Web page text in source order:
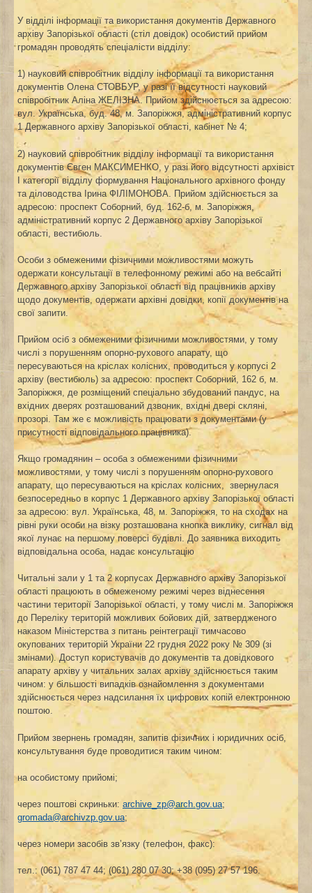
У відділі інформації та використання документів Державного
архіву Запорізької області (стіл довідок) особистий прийом
громадян проводять спеціалісти відділу:
1) науковий співробітник відділу інформації та використання
документів Олена СТОВБУР, у разі її відсутності науковий
співробітник Аліна ЖЕЛІЗНА. Прийом здійснюється за адресою:
вул. Українська, буд. 48, м. Запоріжжя, адміністративний корпус
1 Державного архіву Запорізької області, кабінет № 4;
2) науковий співробітник відділу інформації та використання
документів Євген МАКСИМЕНКО, у разі його відсутності архівіст
І категорії відділу формування Національного архівного фонду
та діловодства Ірина ФІЛІМОНОВА. Прийом здійснюється за
адресою: проспект Соборний, буд. 162-б, м. Запоріжжя,
адміністративний корпус 2 Державного архіву Запорізької
області, вестибюль.
Особи з обмеженими фізичними можливостями можуть
одержати консультації в телефонному режимі або на вебсайті
Державного архіву Запорізької області від працівників архіву
щодо документів, одержати архівні довідки, копії документів на
свої запити.
Прийом осіб з обмеженими фізичними можливостями, у тому
числі з порушенням опорно-рухового апарату, що
пересуваються на кріслах колісних, проводиться у корпусі 2
архіву (вестибюль) за адресою: проспект Соборний, 162 б, м.
Запоріжжя, де розміщений спеціально збудований пандус, на
вхідних дверях розташований дзвоник, вхідні двері скляні,
прозорі. Там же є можливість працювати з документами (у
присутності відповідального працівника).
Якщо громадянин – особа з обмеженими фізичними
можливостями, у тому числі з порушенням опорно-рухового
апарату, що пересуваються на кріслах колісних, звернулася
безпосередньо в корпус 1 Державного архіву Запорізької області
за адресою: вул. Українська, 48, м. Запоріжжя, то на сходах на
рівні руки особи на візку розташована кнопка виклику, сигнал від
якої лунає на першому поверсі будівлі. До заявника виходить
відповідальна особа, надає консультацію
Читальні зали у 1 та 2 корпусах Державного архіву Запорізької
області працюють в обмеженому режимі через віднесення
частини території Запорізької області, у тому числі м. Запоріжжя
до Переліку територій можливих бойових дій, затвердженого
наказом Міністерства з питань реінтеграції тимчасово
окупованих територій України 22 грудня 2022 року № 309 (зі
змінами). Доступ користувачів до документів та довідкового
апарату архіву у читальних залах архіву здійснюється таким
чином: у більшості випадків ознайомлення з документами
здійснюється через надсилання їх цифрових копій електронною
поштою.
Прийом звернень громадян, запитів фізичних і юридичних осіб,
консультування буде проводитися таким чином:
на особистому прийомі;
через поштові скриньки: archive_zp@arch.gov.ua;
gromada@archivzp.gov.ua;
через номери засобів зв’язку (телефон, факс):
тел.: (061) 787 47 44; (061) 280 07 30; +38 (095) 27 57 196.